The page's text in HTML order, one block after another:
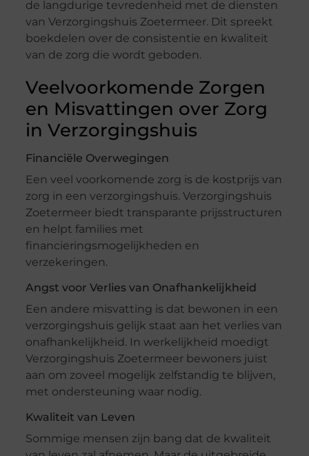
de langdurige tevredenheid met de diensten
van Verzorgingshuis Zoetermeer. Dit spreekt
boekdelen over de consistentie en kwaliteit
van de zorg die wordt geboden.
Veelvoorkomende Zorgen
en Misvattingen over Zorg
in Verzorgingshuis
Financiële Overwegingen
Een veel voorkomende zorg is de kostprijs van
zorg in een verzorgingshuis. Verzorgingshuis
Zoetermeer biedt transparante prijsstructuren
en helpt families met
financieringsmogelijkheden en
verzekeringen.
Angst voor Verlies van Onafhankelijkheid
Een andere misvatting is dat bewonen in een
verzorgingshuis gelijk staat aan het verlies van
onafhankelijkheid. In werkelijkheid moedigt
Verzorgingshuis Zoetermeer bewoners juist
aan om zoveel mogelijk zelfstandig te blijven,
met ondersteuning waar nodig.
Kwaliteit van Leven
Sommige mensen zijn bang dat de kwaliteit